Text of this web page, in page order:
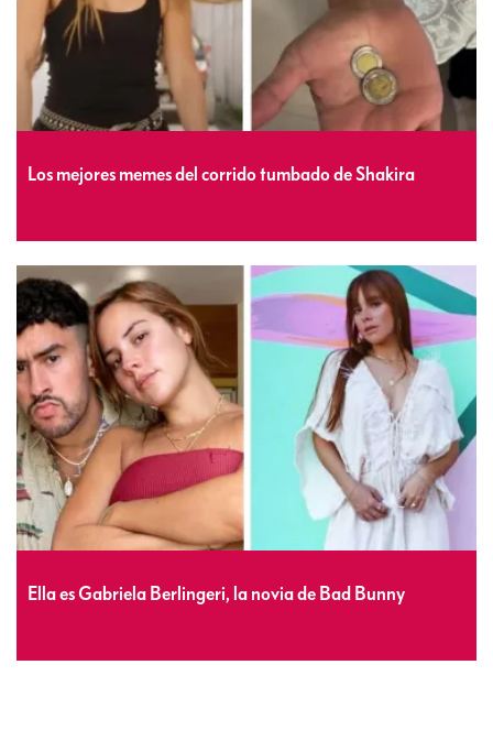
Los mejores memes del corrido tumbado de Shakira
Ella es Gabriela Berlingeri, la novia de Bad Bunny